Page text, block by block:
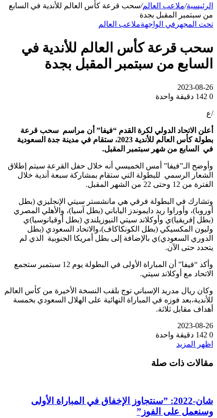
الرئيسية/ملاعب العالم/سحب قرعة كأس العالم للأندية في السابع
من سبتمبر المقبل بجدة
تحت المجهر في الواجهةملاعب العالم
سحب قرعة كأس العالم للأندية في
السابع من سبتمبر المقبل بجدة
2023-08-26
0
دقيقة واحدة
/ع
أعلن الاتحاد الدولي لكرة القدم “فيفا” أن مراسم سحب قرعة
بطولة كأس العالم للأندية 2023
، ستقام في مدينة جدة السعودية
في السابع من شهر سبتمبر المقبل.
وأوضح الـ”فيفا” أمس الخميسي أنه خلال حفل القرعة سيتم إطلاق
الشعار الرسمي للبطولة التي ستقام بمشاركة سبعة أندية خلال
الفترة من 12 وحتى 22 من الشهر المقبل.
وتشارك في البطولة فرقي هي مانشستر سيتي الإنجليزي (بطل
أوروبا)، وأوراوا ريد دايموندز الياباني (بطل آسيا)، والأهلي المصري
(بطل إفريقيا)ي وأوكلاند سيتي النيوزيلندي (بطل أوقيانوسيا)ي
وليون المكسيكي (بطل الكونكاكاف)،والاتحاد السعودي (بطل
الدوري السعودي)ي بالإضافة إلى بطل أمريكا الجنوبية الذي لم
يتحدد حتى الآن.
وأكد “فيفا” أن المباراة الأولى في البطولة يوم 12 سبتمبر ستجمع
الاتحاد مع أوكلاند سيتي.
وكان ريال مدريد الإسباني توج بلقب النسخة الأخيرة من كأس العالم
للأندية،بعد فوزه في المباراة النهائية على الهلال السعودي بخمسة
أهداف مقابل ثلاثة.
2023-08-26
0
دقيقة واحدة
اظهر المزيد
مقالات ذات صلة
شان-2022: ”سنتجاوز الإخفاق في المباراة الأولى
وسنعمل على الفوز”